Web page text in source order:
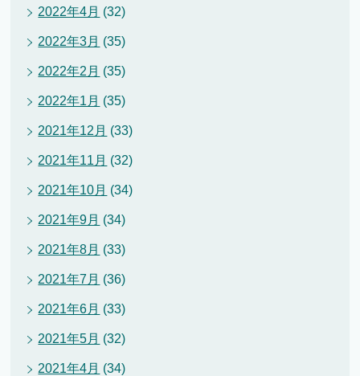
2022年4月 (32)
2022年3月 (35)
2022年2月 (35)
2022年1月 (35)
2021年12月 (33)
2021年11月 (32)
2021年10月 (34)
2021年9月 (34)
2021年8月 (33)
2021年7月 (36)
2021年6月 (33)
2021年5月 (32)
2021年4月 (34)